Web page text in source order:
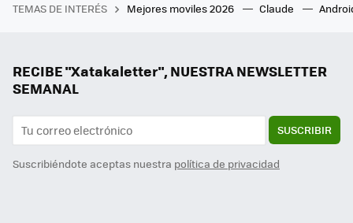
TEMAS DE INTERÉS Mejores moviles 2026 Claude
RECIBE "Xatakaletter", NUESTRA NEWSLETTER
SEMANAL
SUSCRIBIR
Suscribiéndote aceptas nuestra política de privacidad